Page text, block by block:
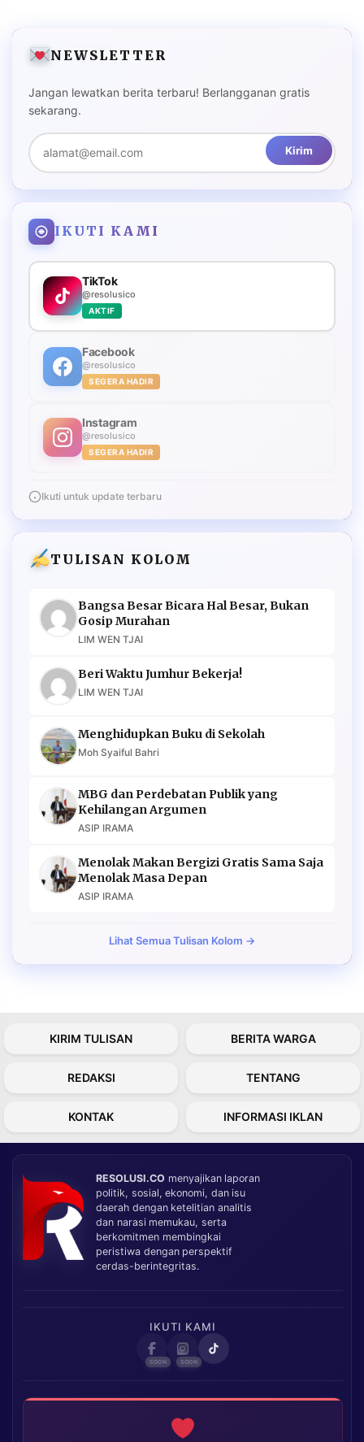
NEWSLETTER
Jangan lewatkan berita terbaru! Berlangganan gratis
sekarang.
Kirim
IKUTI KAMI
TikTok
@resolusico
AKTIF
Facebook
@resolusico
SEGERA HADIR
Instagram
@resolusico
SEGERA HADIR
Ikuti untuk update terbaru
TULISAN KOLOM
Bangsa Besar Bicara Hal Besar, Bukan
Gosip Murahan
LIM WEN TJAI
Beri Waktu Jumhur Bekerja!
LIM WEN TJAI
Menghidupkan Buku di Sekolah
Moh Syaiful Bahri
MBG dan Perdebatan Publik yang
Kehilangan Argumen
ASIP IRAMA
Menolak Makan Bergizi Gratis Sama Saja
Menolak Masa Depan
ASIP IRAMA
Lihat Semua Tulisan Kolom →
KIRIM TULISAN BERITA WARGA
REDAKSI TENTANG
KONTAK INFORMASI IKLAN
RESOLUSI.CO menyajikan laporan
politik, sosial, ekonomi, dan isu
daerah dengan ketelitian analitis
dan narasi memukau, serta
berkomitmen membingkai
peristiwa dengan perspektif
cerdas-berintegritas.
IKUTI KAMI